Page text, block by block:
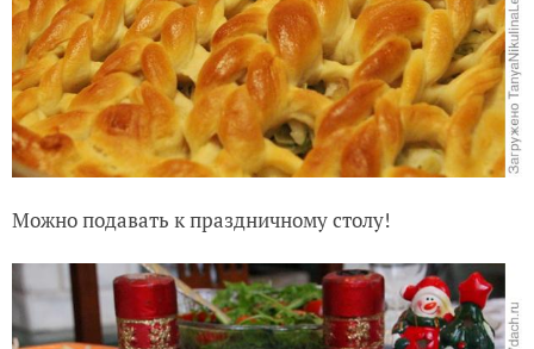
Можно подавать к праздничному столу!